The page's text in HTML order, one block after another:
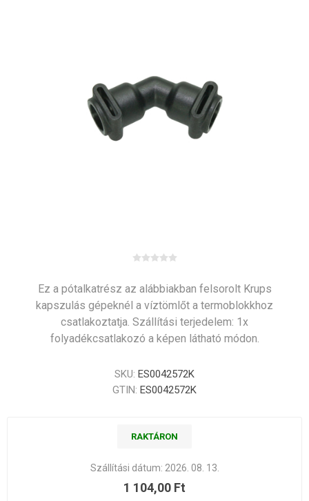
Ez a pótalkatrész az alábbiakban felsorolt Krups
kapszulás gépeknél a víztömlőt a termoblokkhoz
csatlakoztatja. Szállítási terjedelem: 1x
folyadékcsatlakozó a képen látható módon.
SKU: ES0042572K
GTIN: ES0042572K
RAKTÁRON
Szállítási dátum: 2026. 08. 13.
1 104,00 Ft